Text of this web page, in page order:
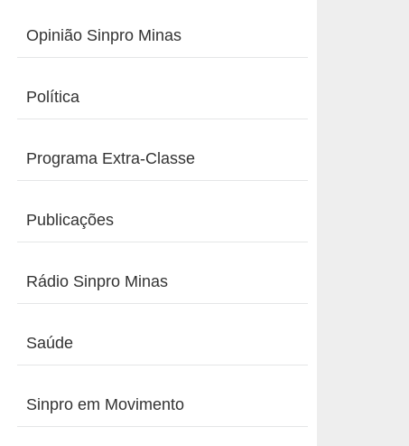
Opinião Sinpro Minas
Política
Programa Extra-Classe
Publicações
Rádio Sinpro Minas
Saúde
Sinpro em Movimento